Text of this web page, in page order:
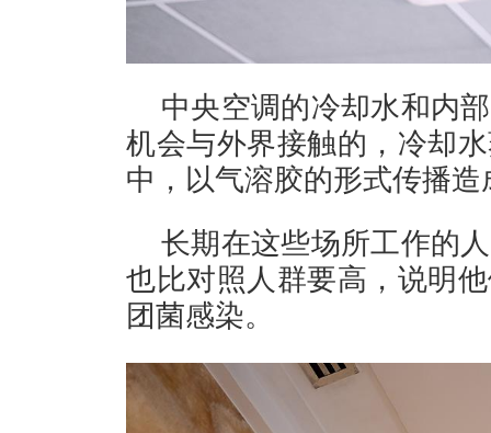
中央空调的冷却水和内
机会与外界接触的，冷却
中，以气溶胶的形式传播造
长期在这些场所工作的
也比对照人群要高，说明
团菌感染。